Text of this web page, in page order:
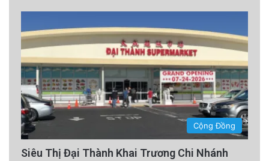
Cộng Đồng
Siêu Thị Đại Thành Khai Trương Chi Nhánh